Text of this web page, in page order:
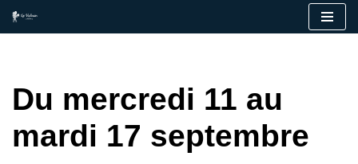
Du mercredi 11 au
mardi 17 septembre